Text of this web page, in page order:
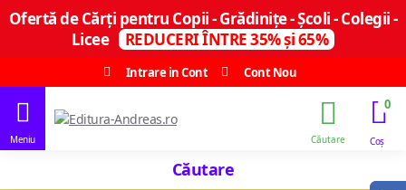
Ofertă de Cărți pentru Copii - Grădinițe - Școli - Colegii -
Licee
REDUCERI ÎNTRE 35% și 65%
Intrare in Cont
Cont Nou
0
Căutare